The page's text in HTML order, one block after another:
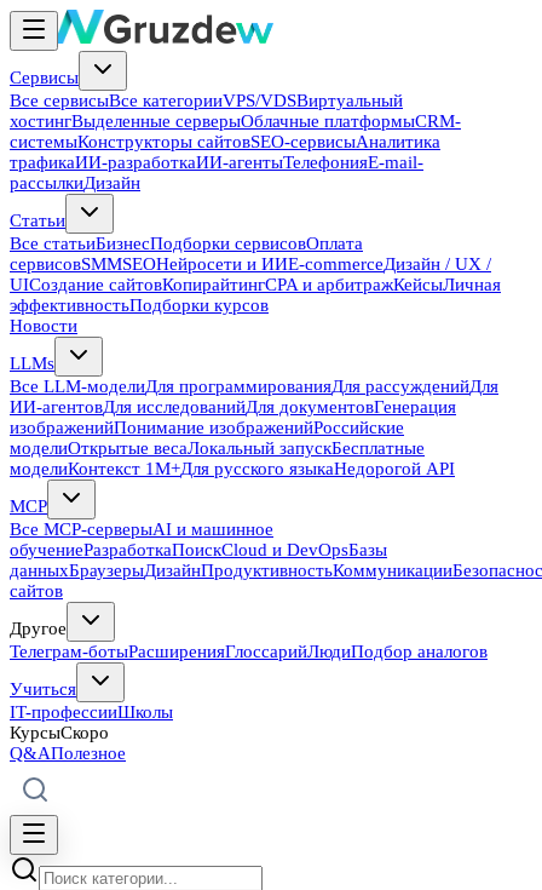
Сервисы
Все сервисыВсе категорииVPS/VDSВиртуальный
хостингВыделенные серверыОблачные платформыCRM-
системыКонструкторы сайтовSEO-сервисыАналитика
трафикаИИ-разработкаИИ-агентыТелефонияE-mail-
рассылкиДизайн
Статьи
Все статьиБизнесПодборки сервисовОплата
сервисовSMMSEOНейросети и ИИE-commerceДизайн / UX /
UIСоздание сайтовКопирайтингCPA и арбитражКейсыЛичная
эффективностьПодборки курсов
Новости
LLMs
Все LLM-моделиДля программированияДля рассужденийДля
ИИ-агентовДля исследованийДля документовГенерация
изображенийПонимание изображенийРоссийские
моделиОткрытые весаЛокальный запускБесплатные
моделиКонтекст 1M+Для русского языкаНедорогой API
MCP
Все MCP-серверыAI и машинное
обучениеРазработкаПоискCloud и DevOpsБазы
данныхБраузерыДизайнПродуктивностьКоммуникации
сайтов
Другое
Телеграм-ботыРасширенияГлоссарийЛюдиПодбор аналогов
Учиться
IT-профессииШколы
КурсыСкоро
Q&AПолезное